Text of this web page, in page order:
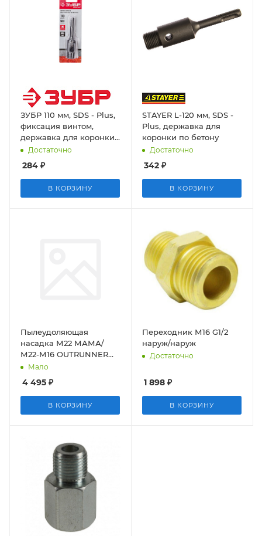
ЗУБР 110 мм, SDS - Plus,
фиксация винтом,
державка для коронки
по бетону
Достаточно
284 ₽
В КОРЗИНУ
STAYER L-120 мм, SDS -
Plus, державка для
коронки по бетону
Достаточно
342 ₽
В КОРЗИНУ
Пылеудоляющая
насадка М22 МАМА/
М22-М16 OUTRUNNER
PROМало
4 495 ₽
В КОРЗИНУ
Переходник М16 G1/2
наруж/наруж
Достаточно
1 898 ₽
В КОРЗИНУ